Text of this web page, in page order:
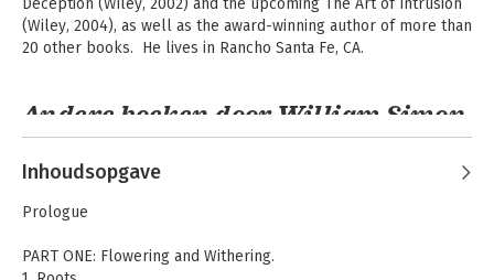
(Wiley, 2004), as well as the award-winning author of more than
20 other books.  He lives in Rancho Santa Fe, CA.
Andere boeken door William Simon
Inhoudsopgave
Prologue
PART ONE: Flowering and Withering.